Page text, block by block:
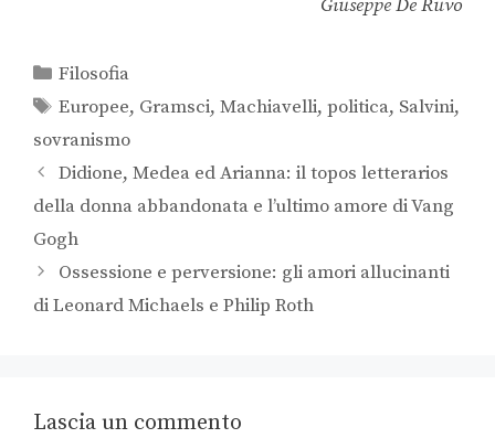
Giuseppe De Ruvo
Filosofia
Europee, Gramsci,Machiavelli,politica, Salvini,
sovranismo
Didione, Medea ed Arianna: il topos letterarios
della donna abbandonata e l’ultimo amore di Vang
Gogh
Ossessione e perversione: gli amori allucinanti
di Leonard Michaels e Philip Roth
Lascia un commento